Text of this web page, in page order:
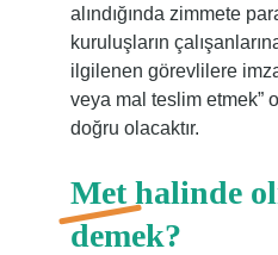
alındığında zimmete
kuruluşların
ilgilenen görevlilere imza
veya mal teslim etmek”
doğru olacaktır.
Met halinde
demek?